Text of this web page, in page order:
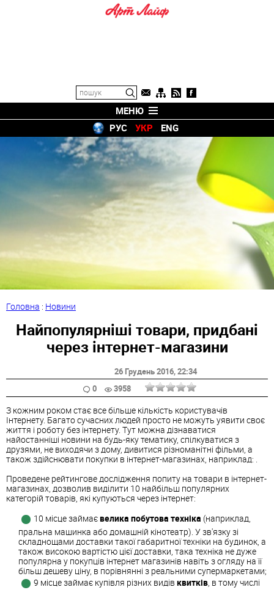
МЕНЮ
РУС
УКР ENG
Головна : Новини
Найпопулярніші товари, придбані
через інтернет-магазини
26 Грудень 2016, 22:34
0
3958
З кожним роком стає все більше кількість користувачів
Інтернету. Багато сучасних людей просто не можуть уявити своє
життя і роботу без інтернету. Тут можна дізнаватися
найостанніші новини на будь-яку тематику, спілкуватися з
друзями, не виходячи з дому, дивитися різноманітні фільми, а
також здійснювати покупки в інтернет-магазинах, наприклад: .
Проведене рейтингове дослідження попиту на товари в інтернет-
магазинах, дозволив виділити 10 найбільш популярних
категорій товарів, які купуються через інтернет:
10 місце займаєвелика побутова техніка (наприклад,
пральна машинка або домашній кінотеатр). У зв'язку зі
складнощами доставки такої габаритної техніки на будинок, а
також високою вартістю цієї доставки, така техніка не дуже
популярна у покупців інтернет магазинів навіть з огляду на її
більш дешеву ціну, в порівнянні з реальними супермаркетами;
9 місце займає купівля різних видів квитків , в тому числі